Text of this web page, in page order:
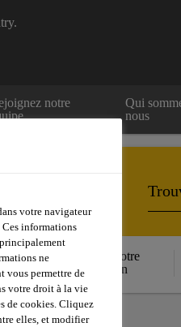
notre
Qui
nous
Réserver votre
formation
votre navigateur
Ces informations
ne
vous permettre de
votre droit à la vie
de cookies. Cliquez
elles, et modifier